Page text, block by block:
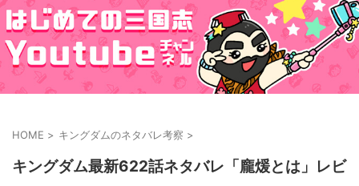
HOME > キングダムのネタバレ考察 >
キングダム最新622話ネタバレ「龐煖とは」レビ